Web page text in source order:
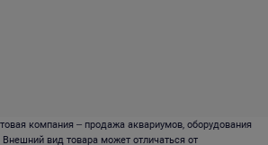
компания – продажа аквариумов, оборудования
вид товара может отличаться от